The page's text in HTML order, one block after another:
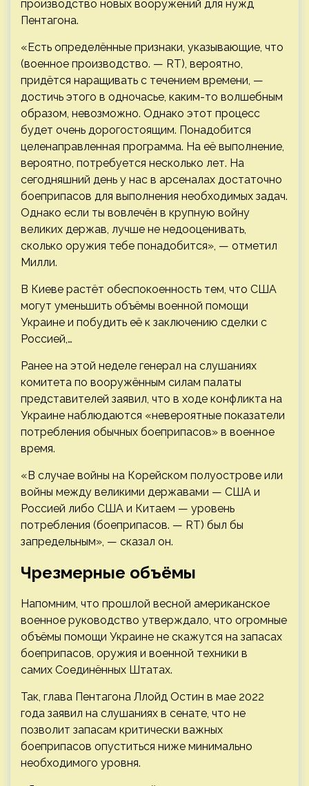
производство новых вооружений для нужд
Пентагона.
«Есть определённые признаки, указывающие, что
(военное производство. — RT), вероятно,
придётся наращивать с течением времени, —
достичь этого в одночасье, каким-то волшебным
образом, невозможно. Однако этот процесс
будет очень дорогостоящим. Понадобится
целенаправленная программа. На её выполнение,
вероятно, потребуется несколько лет. На
сегодняшний день у нас в арсеналах достаточно
боеприпасов для выполнения необходимых задач.
Однако если ты вовлечён в крупную войну
великих держав, лучше не недооценивать,
сколько оружия тебе понадобится», — отметил
Милли.
В Киеве растёт обеспокоенность тем, что США
могут уменьшить объёмы военной помощи
Украине и побудить её к заключению сделки с
Россией,…
Ранее на этой неделе генерал на слушаниях
комитета по вооружённым силам палаты
представителей заявил, что в ходе конфликта на
Украине наблюдаются «невероятные показатели
потребления обычных боеприпасов» в военное
время.
«В случае войны на Корейском полуострове или
войны между великими державами — США и
Россией либо США и Китаем — уровень
потребления (боеприпасов. — RT) был бы
запредельным», — сказал он.
Чрезмерные объёмы
Напомним, что прошлой весной американское
военное руководство утверждало, что огромные
объёмы помощи Украине не скажутся на запасах
боеприпасов, оружия и военной техники в
самих Соединённых Штатах.
Так, глава Пентагона Ллойд Остин в мае 2022
года заявил на слушаниях в сенате, что не
позволит запасам критически важных
боеприпасов опуститься ниже минимально
необходимого уровня.